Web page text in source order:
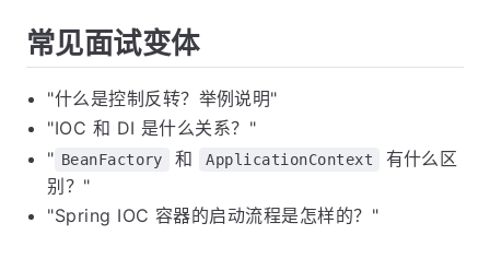
常见面试变体
"什么是控制反转？举例说明"
"IOC 和 DI 是什么关系？"
" BeanFactory 和 ApplicationContext
有什么区
别？"
"Spring IOC 容器的启动流程是怎样的？"